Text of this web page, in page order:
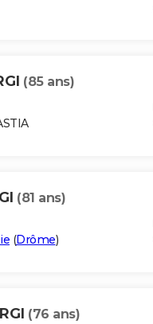
(85 ans)
(81 ans)
(Drôme)
(76 ans)